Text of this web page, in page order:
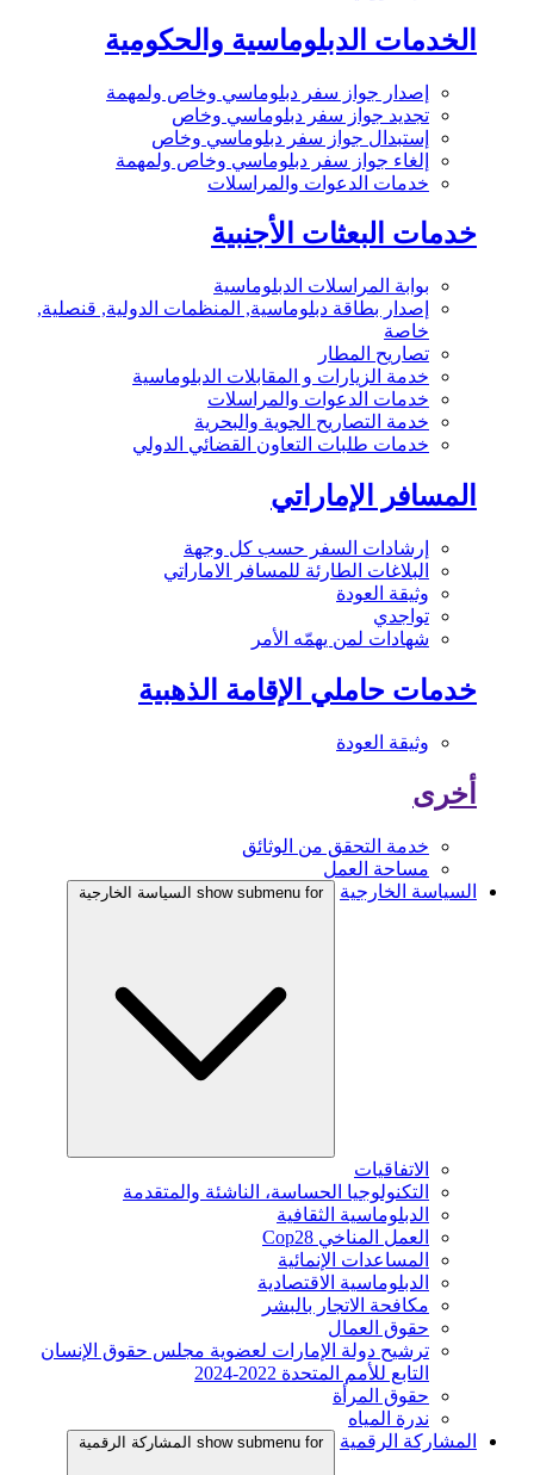
الخدمات الدبلوماسية والحكومية
إصدار جواز سفر دبلوماسي وخاص ولمهمة
تجديد جواز سفر دبلوماسي وخاص
إستبدال جواز سفر دبلوماسي وخاص
إلغاء جواز سفر دبلوماسي وخاص ولمهمة
خدمات الدعوات والمراسلات
خدمات البعثات الأجنبية
بوابة المراسلات الدبلوماسية
إصدار بطاقة دبلوماسية, المنظمات الدولية, قنصلية,
خاصة
تصاريح المطار
خدمة الزيارات و المقابلات الدبلوماسية
خدمات الدعوات والمراسلات
خدمة التصاريح الجوية والبحرية
خدمات طلبات التعاون القضائي الدولي
المسافر الإماراتي
إرشادات السفر حسب كل وجهة
البلاغات الطارئة للمسافر الاماراتي
وثيقة العودة
تواجدي
شهادات لمن يهمّه الأمر
خدمات حاملي الإقامة الذهبية
وثيقة العودة
أخرى
خدمة التحقق من الوثائق
مساحة العمل
السياسة الخارجية
show submenu for السياسة الخارجية
الاتفاقيات
التكنولوجيا الحساسة، الناشئة والمتقدمة
الدبلوماسية الثقافية
العمل المناخي Cop28
المساعدات الإنمائية
الدبلوماسية الاقتصادية
مكافحة الاتجار بالبشر
حقوق العمال
ترشيح دولة الإمارات لعضوية مجلس حقوق الإنسان
التابع للأمم المتحدة 2022-2024
حقوق المرأة
ندرة المياه
المشاركة الرقمية
show submenu for المشاركة الرقمية